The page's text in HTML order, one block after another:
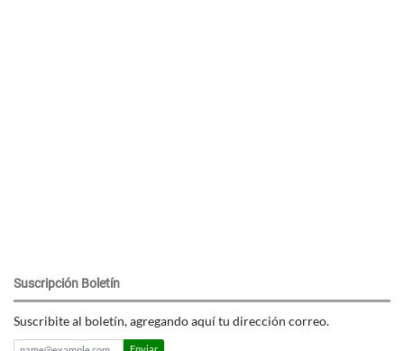
Suscripción Boletín
Suscribite al boletín, agregando aquí tu dirección correo.